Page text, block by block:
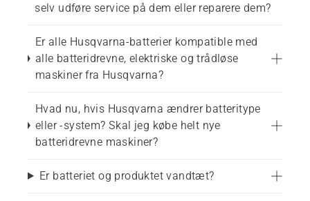
selv udføre service på dem eller reparere dem?
Er alle Husqvarna-batterier kompatible med
alle batteridrevne, elektriske og trådløse
maskiner fra Husqvarna?
Hvad nu, hvis Husqvarna ændrer batteritype
eller -system? Skal jeg købe helt nye
batteridrevne maskiner?
Er batteriet og produktet vandtæt?